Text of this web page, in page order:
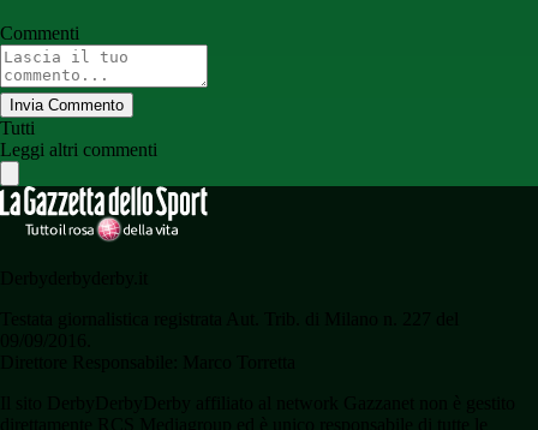
Commenti
Invia Commento
Tutti
Leggi altri commenti